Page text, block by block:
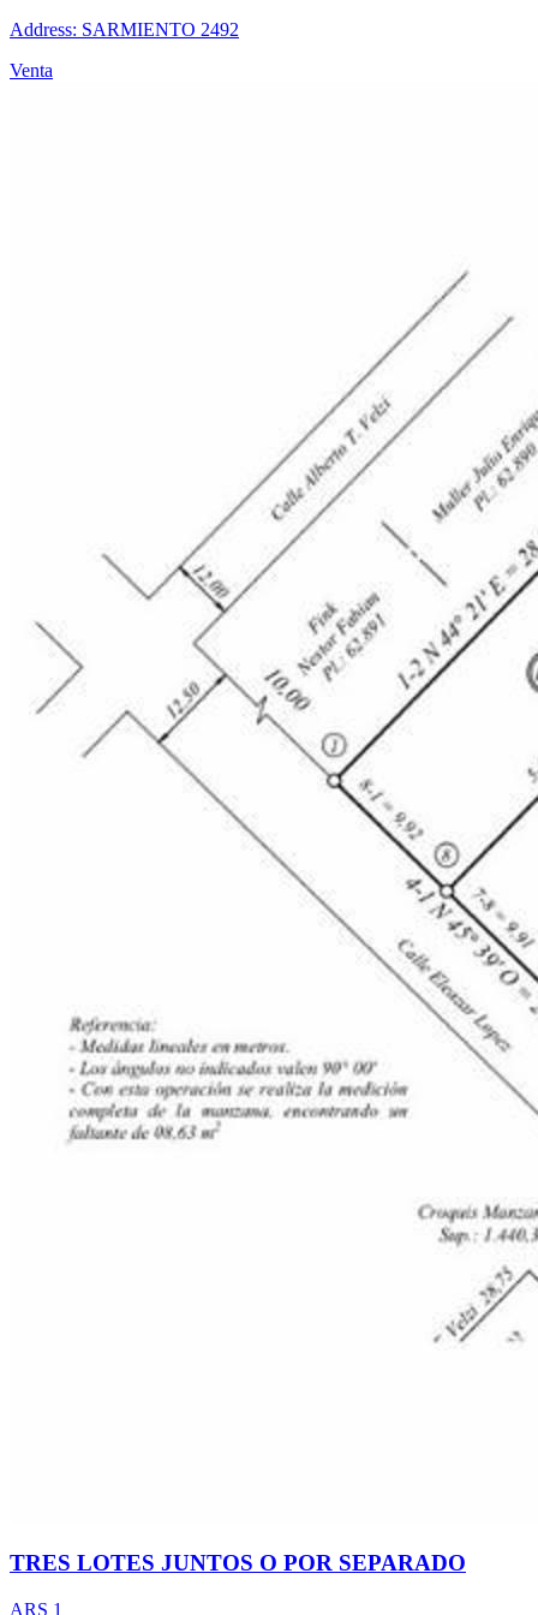
Address: SARMIENTO 2492
Venta
TRES LOTES JUNTOS O POR SEPARADO
ARS 1